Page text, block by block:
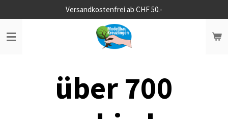
Hauptinhalt
springen
Versandkostenfrei ab CHF 50.-
über 700